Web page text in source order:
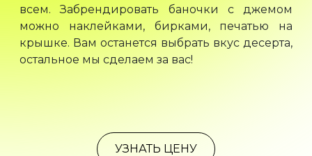
всем. Забрендировать баночки с джемом
можно наклейками, бирками, печатью на
крышке. Вам останется выбрать вкус десерта,
остальное мы сделаем за вас!
УЗНАТЬ ЦЕНУ